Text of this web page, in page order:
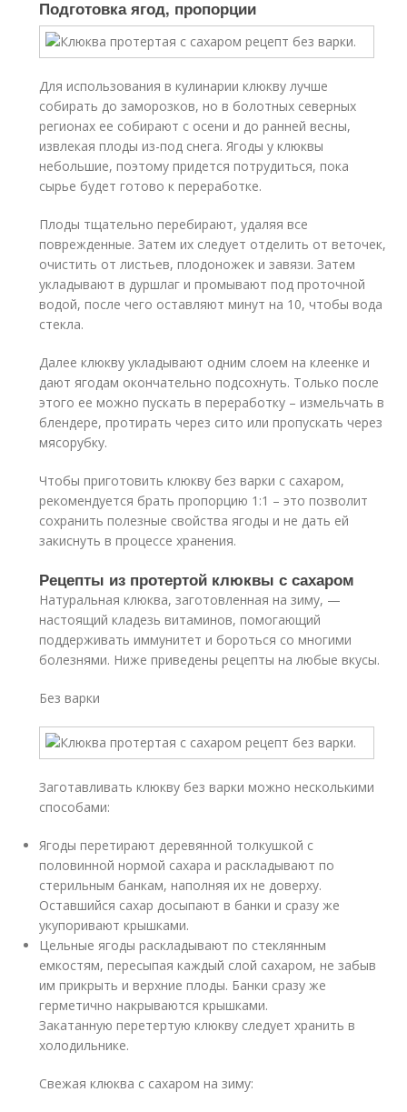
Подготовка ягод, пропорции
Для использования в кулинарии клюкву лучше
собирать до заморозков, но в болотных северных
регионах ее собирают с осени и до ранней весны,
извлекая плоды из-под снега. Ягоды у клюквы
небольшие, поэтому придется потрудиться, пока
сырье будет готово к переработке.
Плоды тщательно перебирают, удаляя все
поврежденные. Затем их следует отделить от веточек,
очистить от листьев, плодоножек и завязи. Затем
укладывают в дуршлаг и промывают под проточной
водой, после чего оставляют минут на 10, чтобы вода
стекла.
Далее клюкву укладывают одним слоем на клеенке и
дают ягодам окончательно подсохнуть. Только после
этого ее можно пускать в переработку – измельчать в
блендере, протирать через сито или пропускать через
мясорубку.
Чтобы приготовить клюкву без варки с сахаром,
рекомендуется брать пропорцию 1:1 – это позволит
сохранить полезные свойства ягоды и не дать ей
закиснуть в процессе хранения.
Рецепты из протертой клюквы с сахаром
Натуральная клюква, заготовленная на зиму, —
настоящий кладезь витаминов, помогающий
поддерживать иммунитет и бороться со многими
болезнями. Ниже приведены рецепты на любые вкусы.
Без варки
Заготавливать клюкву без варки можно несколькими
способами:
Ягоды перетирают деревянной толкушкой с
половинной нормой сахара и раскладывают по
стерильным банкам, наполняя их не доверху.
Оставшийся сахар досыпают в банки и сразу же
укупоривают крышками.
Цельные ягоды раскладывают по стеклянным
емкостям, пересыпая каждый слой сахаром, не забыв
им прикрыть и верхние плоды. Банки сразу же
герметично накрываются крышками.
Закатанную перетертую клюкву следует хранить в
холодильнике.
Свежая клюква с сахаром на зиму: